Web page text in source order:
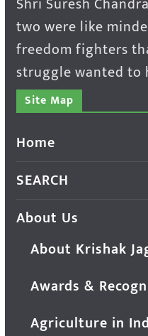
two were like
freedom fighters
struggle wanted to
Site Map
Home
SEARCH
About Us
About Krishak
Awards &
Agriculture in